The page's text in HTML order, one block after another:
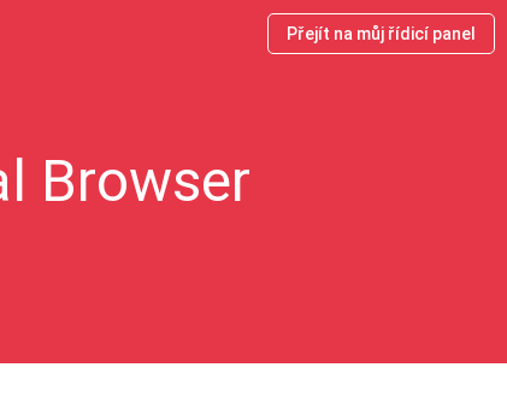
Přejít na můj řídicí panel
Browser